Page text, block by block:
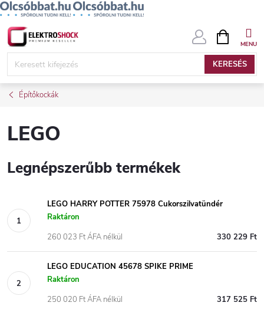
Ugrás
KERESÉS
KOSÁR
Építőkockák
LEGO
Legnépszerűbb termékek
LEGO HARRY POTTER 75978 Cukorszilvatündér
Raktáron
330 229 Ft
260 023 Ft ÁFA nélkül
LEGO EDUCATION 45678 SPIKE PRIME
Raktáron
317 525 Ft
250 020 Ft ÁFA nélkül